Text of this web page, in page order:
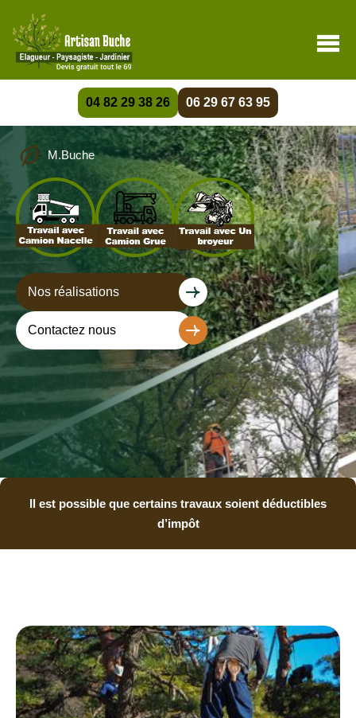
04 82 29 38 26 06 29 67 63 95
M.Buche
Nos réalisations
Contactez nous
Il est possible que certains travaux soient déductibles
d’impôt